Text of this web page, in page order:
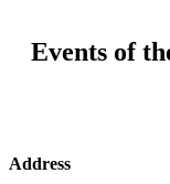
Events of
Address